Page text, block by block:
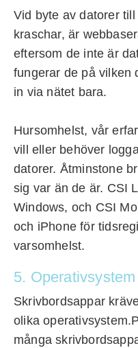
Vid byte av datorer
kraschar, är
eftersom de inte är
fungerar de på vilken
in via nätet bara.
Hursomhelst, vår
vill eller behöver
datorer. Åtminstone
sig var än de är. CSI
Windows, och CSI
och iPhone för
varsomhelst.
5. Operativsystem
Skrivbordsappar
olika
många